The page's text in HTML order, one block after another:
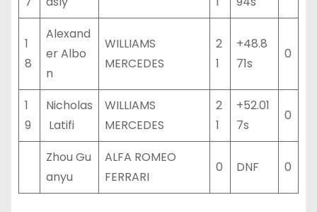
1
8
Alexand
er Albo
n
WILLIAMS
MERCEDES
2
1
+48.8
71s
0
1
9
Nicholas
Latifi
WILLIAMS
MERCEDES
2
1
+52.01
7s
0
Zhou Gu
anyu
ALFA ROMEO
FERRARI
0 DNF 0